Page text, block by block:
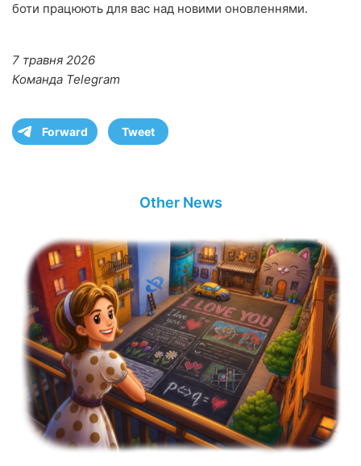
боти працюють для вас над новими оновленнями.
7 травня 2026
Команда Telegram
Forward Tweet
Other News